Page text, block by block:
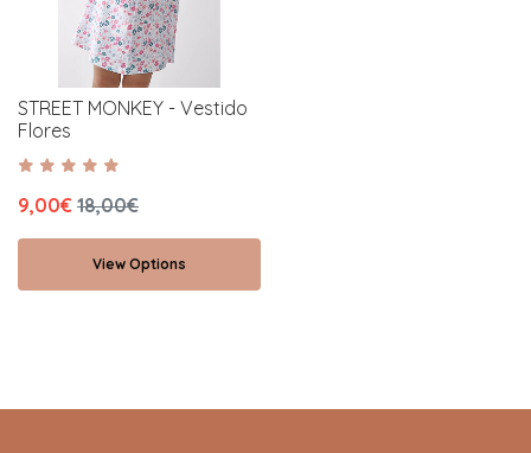
STREET MONKEY - Vestido
Flores
9,00€ 18,00€
View Options